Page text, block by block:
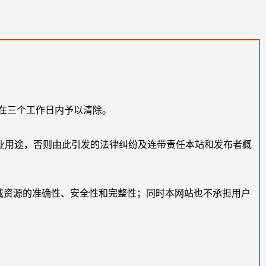
个工作日内予以清除。
途，否则由此引发的法律纠纷及连带责任本站和发布者概
源的准确性、安全性和完整性；同时本网站也不承担用户